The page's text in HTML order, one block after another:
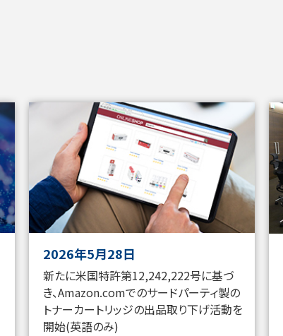
2026年5月28日
新たに米国特許第12,242,222号に基づ
き、Amazon.comでのサードパーティ製の
トナーカートリッジの出品取り下げ活動を
開始(英語のみ)